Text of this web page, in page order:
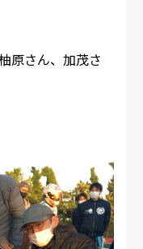
原さん、加茂さ